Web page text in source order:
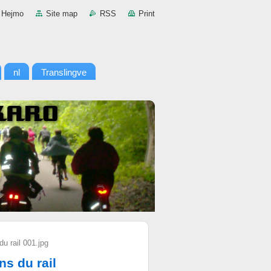
Hejmo Site map RSS Print
nl Translingve
rail 001.jpg
du rail